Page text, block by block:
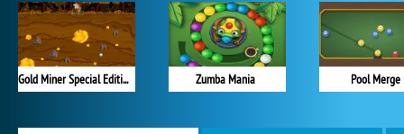
Gold Miner Special Edition Zumba Mania Pool Merge